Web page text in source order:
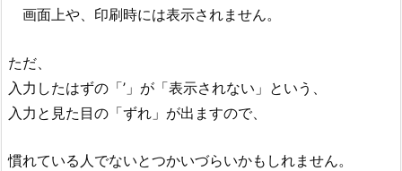
画面上や、印刷時には表示されません。
ただ、
入力したはずの「’」が「表示されない」という、
入力と見た目の「ずれ」が出ますので、
慣れている人でないとつかいづらいかもしれません。